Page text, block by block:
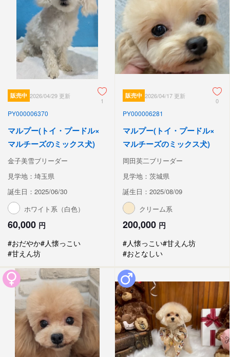
販売中 2026/04/29 更新
1
PY000006370
マルプー(トイ・プードル×
マルチーズのミックス犬)
金子美雪ブリーダー
見学地：埼玉県
誕生日：2025/06/30
ホワイト系（白色）
60,000 円
#おだやか#人懐っこい
#甘えん坊
販売中 2026/04/17 更新
0
PY000006281
マルプー(トイ・プードル×
マルチーズのミックス犬)
岡田英二ブリーダー
見学地：茨城県
誕生日：2025/08/09
クリーム系
200,000 円
#人懐っこい#甘えん坊
#おとなしい